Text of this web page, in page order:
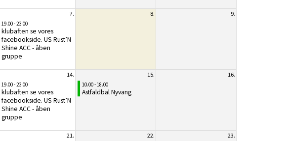
7.
19.00 - 23.00
klubaften se vores
facebookside. US Rust’N
Shine ACC - åben
gruppe
8. 9.
14.
19.00 - 23.00
klubaften se vores
facebookside. US Rust’N
Shine ACC - åben
gruppe
15.
10.00 - 18.00
Astfaldbal Nyvang
16.
21. 22. 23.